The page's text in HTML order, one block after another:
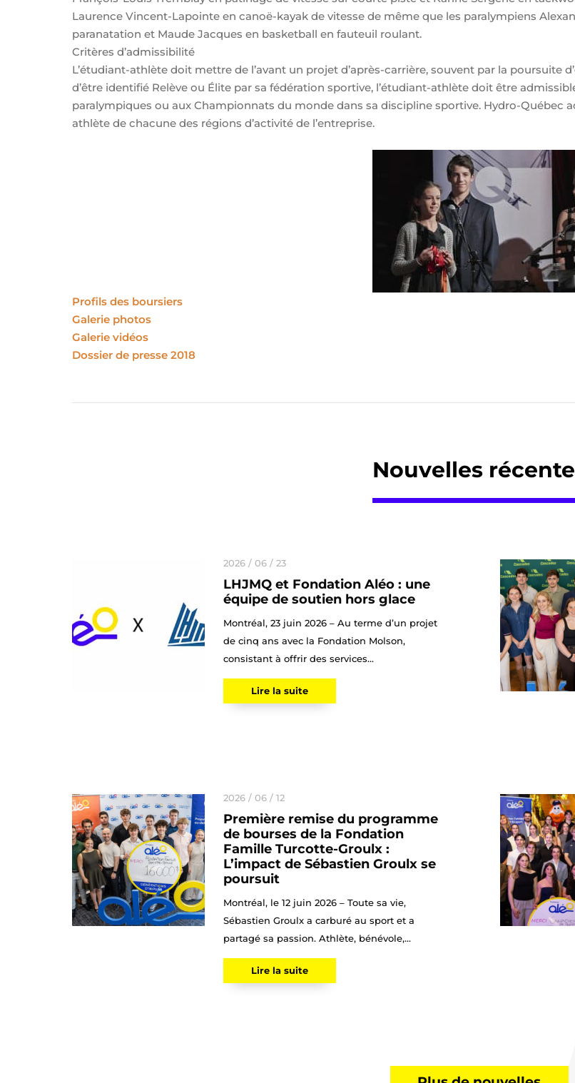
Laurence Vincent-Lapointe en canoë-kayak de vitesse de même que les paralympiens
paranatation et Maude Jacques en basketball en fauteuil roulant.
Critères d’admissibilité
L’étudiant-athlète doit mettre de l’avant un projet d’après-carrière, souvent par la poursuite
d’être identifié Relève ou Élite par sa fédération sportive, l’étudiant-athlète doit être
paralympiques ou aux Championnats du monde dans sa discipline sportive. Hydro-Québec
athlète de chacune des régions d’activité de l’entreprise.
Profils des boursiers
Galerie photos
Galerie vidéos
Dossier de presse 2018
Nouvelles
LHJMQ et Fondation Aléo : une
équipe de soutien hors glace
2026 / 06 / 23
Montréal, 23 juin 2026 – Au terme d’un projet
de cinq ans avec la Fondation Molson,
consistant à offrir des services...
Lire la suite
Première remise du programme
de bourses de la Fondation
Famille Turcotte-Groulx :
L’impact de Sébastien Groulx se
poursuit
2026 / 06 / 12
Montréal, le 12 juin 2026 – Toute sa vie,
Sébastien Groulx a carburé au sport et a
partagé sa passion. Athlète, bénévole,...
Lire la suite